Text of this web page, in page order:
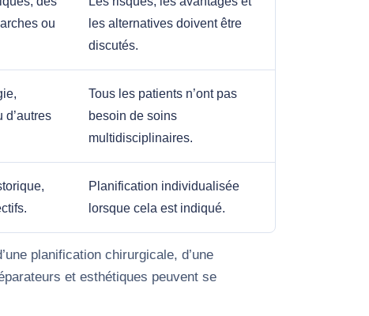
ou
les alternatives doivent être
discutés.
d’autres
Tous les patients n’ont pas
besoin de soins
multidisciplinaires.
Planification individualisée
lorsque cela est indiqué.
planification chirurgicale, d’une
et esthétiques peuvent se